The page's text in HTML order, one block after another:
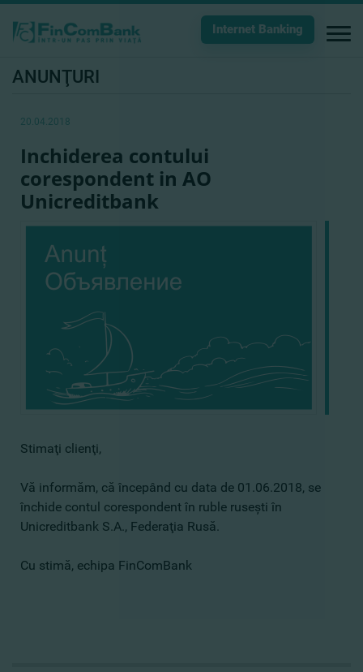
Internet Banking
ANUNŢURI
20.04.2018
Inchiderea contului
corespondent in АО
Unicreditbank
Stimaţi clienţi,
Vă informăm, că începând cu data de 01.06.2018, se
închide contul corespondent în ruble ruseşti în
Unicreditbank S.A., Federaţia Rusă.
Cu stimă, echipa FinComBank